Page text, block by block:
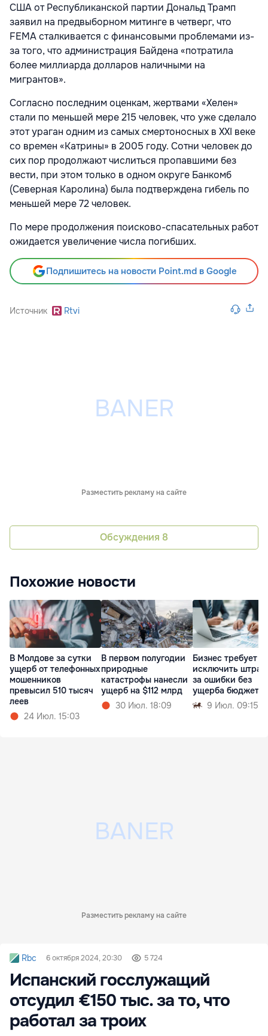
США от Республиканской партии Дональд Трамп
заявил на предвыборном митинге в четверг, что
FEMA сталкивается с финансовыми проблемами из-
за того, что администрация Байдена «потратила
более миллиарда долларов наличными на
мигрантов».
Согласно последним оценкам, жертвами «Хелен»
стали по меньшей мере 215 человек, что уже сделало
этот ураган одним из самых смертоносных в XXI веке
со времен «Катрины» в 2005 году. Сотни человек до
сих пор продолжают числиться пропавшими без
вести, при этом только в одном округе Банкомб
(Северная Каролина) была подтверждена гибель по
меньшей мере 72 человек.
По мере продолжения поисково-спасательных работ
ожидается увеличение числа погибших.
Подпишитесь на новости Point.md в Google
Источник Rtvi
Разместить рекламу на сайте
Обсуждения 8
Похожие новости
В Молдове за сутки
ущерб от телефонных
мошенников
превысил 510 тысяч
леев
24 Июл. 15:03
В первом полугодии
природные
катастрофы нанесли
ущерб на $112 млрд
30 Июл. 18:09
Бизнес требует
исключить
за ошибки без
ущерба бюджету
9 Июл. 09:15
Разместить рекламу на сайте
Rbc 6 октября 2024, 20:30 5 724
Испанский госслужащий
отсудил €150 тыс. за то, что
работал за троих